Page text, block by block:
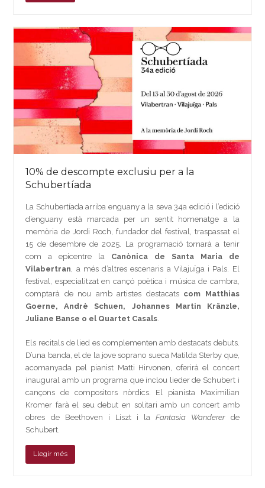
10% de descompte exclusiu per a la
Schubertíada
La Schubertíada arriba enguany a la seva 34a edició i l’edició
d’enguany està marcada per un sentit homenatge a la
memòria de Jordi Roch, fundador del festival, traspassat el
15 de desembre de 2025. La programació tornarà a tenir
com a epicentre la Canònica de Santa Maria de
Vilabertran , a més d’altres escenaris a Vilajuïga i Pals. El
festival, especialitzat en cançó poètica i música de cambra,
comptarà de nou amb artistes destacats com Matthias
Goerne, Andrè Schuen, Johannes Martin Kränzle,
Juliane Banse o el Quartet Casals
Els recitals de lied es complementen amb destacats debuts.
D’una banda, el de la jove soprano sueca Matilda Sterby que,
acomanyada pel pianist Matti Hirvonen, oferirà el concert
inaugural amb un programa que inclou lieder de Schubert i
cançons de compositors nòrdics. El pianista Maximilian
Kromer farà el seu debut en solitari amb un concert amb
obres de Beethoven i Liszt i laFantasia Wanderer de
Schubert.
Llegir més